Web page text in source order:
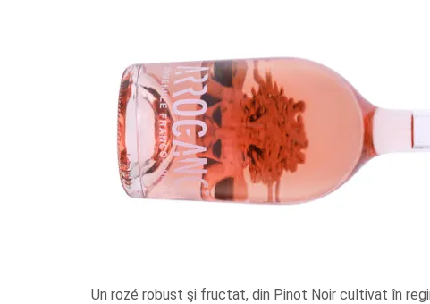
Un rozé robust şi fructat, din Pinot Noir cultivat în